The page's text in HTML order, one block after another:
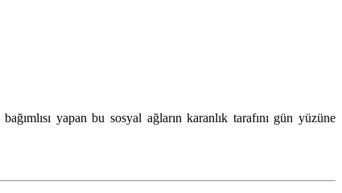
yapan bu sosyal ağların karanlık tarafını gün yüzüne